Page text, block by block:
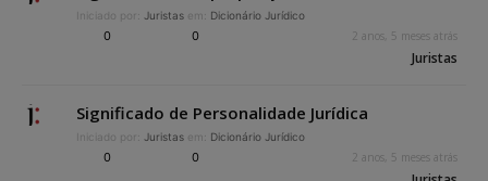
Iniciado por: Juristas em: Dicionário Jurídico
0 0 2 anos, 5 meses atrás
Juristas
Significado de Personalidade Jurídica
Iniciado por: Juristas em: Dicionário Jurídico
0 0 2 anos, 5 meses atrás